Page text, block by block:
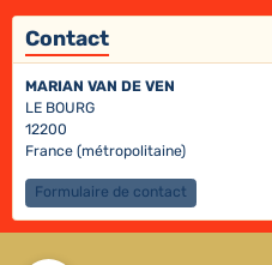
Contact
MARIAN VAN DE VEN
LE BOURG
12200
France (métropolitaine)
Formulaire de contact